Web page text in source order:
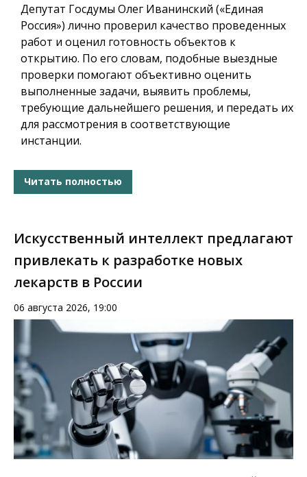
Депутат Госдумы Олег Иванинский («Единая
Россия») лично проверил качество проведенных
работ и оценил готовность объектов к
открытию. По его словам, подобные выездные
проверки помогают объективно оценить
выполненные задачи, выявить проблемы,
требующие дальнейшего решения, и передать их
для рассмотрения в соответствующие
инстанции.
Читать полностью
Искусственный интеллект предлагают
привлекать к разработке новых
лекарств в России
06 августа 2026, 19:00